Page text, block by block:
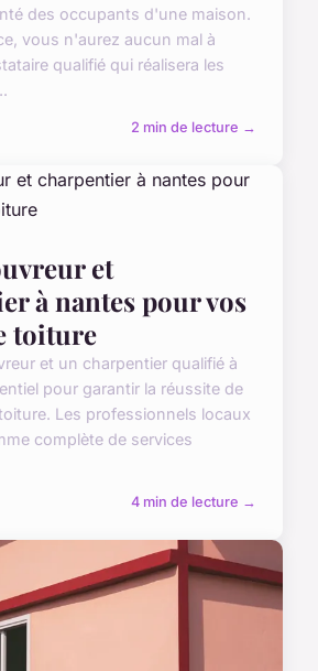
des occupants d'une maison.
vous n'aurez aucun mal à
qualifié qui réalisera les
2 min de lecture →
et
à nantes pour vos
toiture
et un charpentier qualifié à
pour garantir la réussite de
Les professionnels locaux
complète de services
4 min de lecture →